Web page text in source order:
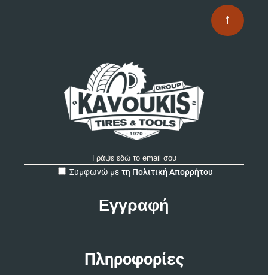
↑
Συμφωνώ με τη Πολιτική Απορρήτου
Πληροφορίες